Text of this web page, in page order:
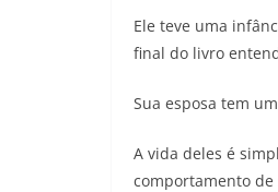
Ele teve uma
final do livro
Sua esposa tem
A vida deles é
comportamento de